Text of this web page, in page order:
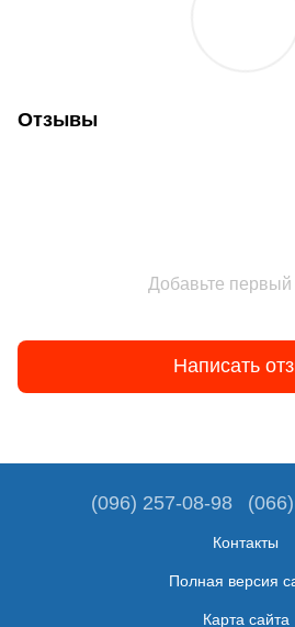
Отзывы
Добавьте первый
Написать
(096) 257-08-98
Контакты
Полная версия
Карта сайта